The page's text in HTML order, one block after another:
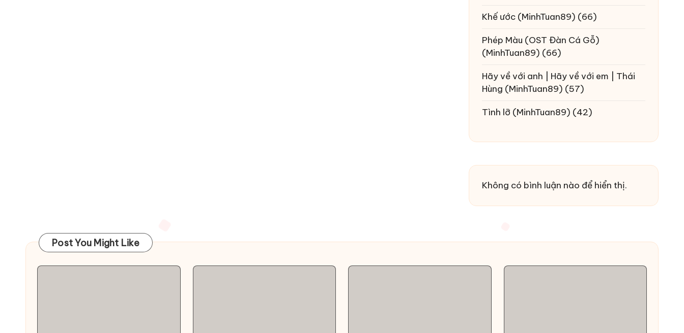
Khế ước (MinhTuan89) (66)
Phép Màu (OST Đàn Cá Gỗ)
(MinhTuan89) (66)
Hãy về với anh | Hãy về với em | Thái
Hùng (MinhTuan89) (57)
Tình lỡ (MinhTuan89) (42)
Không có bình luận nào để hiển thị.
Post You Might Like